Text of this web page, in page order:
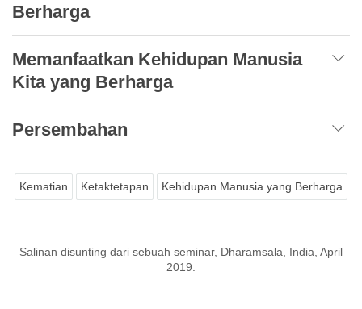
Berharga
Memanfaatkan Kehidupan Manusia
Kita yang Berharga
Persembahan
Kematian Ketaktetapan Kehidupan Manusia yang Berharga
Salinan disunting dari sebuah seminar, Dharamsala, India, April
2019.